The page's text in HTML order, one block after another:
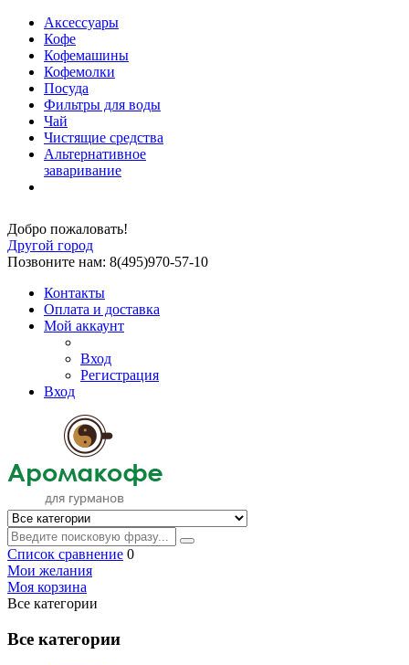
Аксессуары
Кофе
Кофемашины
Кофемолки
Посуда
Фильтры для воды
Чай
Чистящие средства
Альтернативное
заваривание
Добро пожаловать!
Другой город
Позвоните нам: 8(495)970-57-10
Контакты
Оплата и доставка
Мой аккаунт
Вход
Регистрация
Вход
Список сравнение 0
Мои желания
Моя корзина
Все категории
Все категории